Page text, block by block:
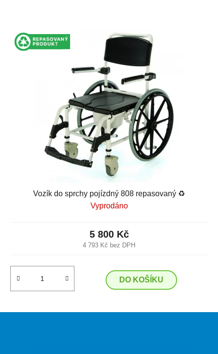
Vozík do sprchy pojízdný 808 repasovaný ♻️
Vyprodáno
4 793 Kč bez DPH
5 800 Kč
DO KOŠÍKU